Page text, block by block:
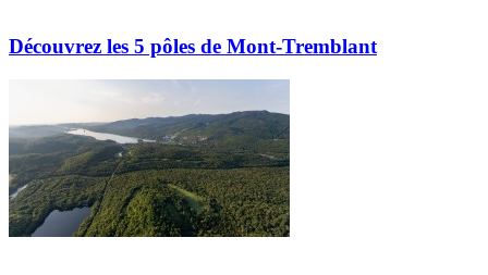
Découvrez les 5 pôles de Mont-Tremblant